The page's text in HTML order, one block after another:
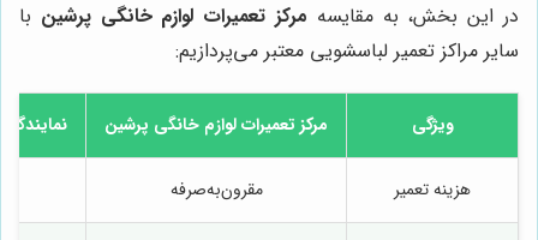
در این بخش، به مقایسه مرکز تعمیرات لوازم خانگی پرشین با
سایر مراکز تعمیر لباسشویی معتبر می‌پردازیم:
ویژگی مرکز تعمیرات لوازم خانگی پرشین
هزینه تعمیر مقرون‌به‌صرفه